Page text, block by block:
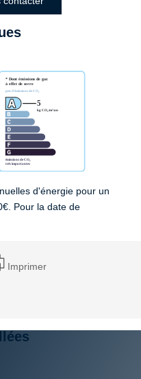
d'énergie pour un
Pour la date de
Imprimer